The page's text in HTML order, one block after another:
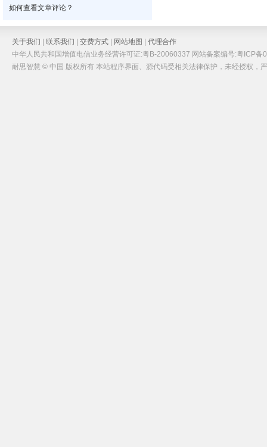
如何查看文章评论？
关于我们 联系我们 交费方式 网站地图
代理合作
中华人民共和国增值电信业务经营许可证:粤B-20060337 网站备案编号:粤ICP备
耐思智慧 © 中国 版权所有 本站程序界面、源代码受相关法律保护，未经授权，